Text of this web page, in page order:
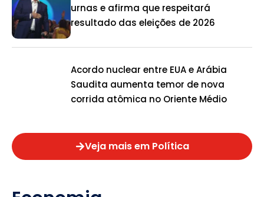
urnas e afirma que respeitará
resultado das eleições de 2026
Acordo nuclear entre EUA e Arábia
Saudita aumenta temor de nova
corrida atômica no Oriente Médio
Veja mais em Política